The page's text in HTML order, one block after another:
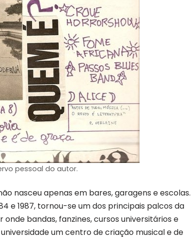
pessoal do autor.
nasceu apenas em bares, garagens e escolas.
e 1987, tornou-se um dos principais palcos da
bandas, fanzines, cursos universitários e
um centro de criação musical e de